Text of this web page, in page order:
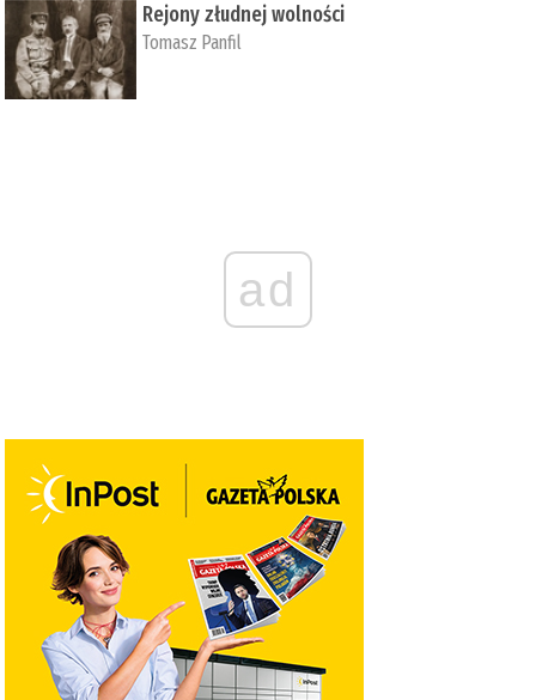
Rejony złudnej wolności
Tomasz Panfil
ad